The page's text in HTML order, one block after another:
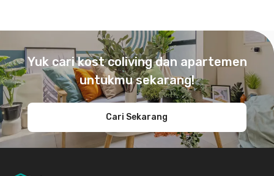
Yuk cari kost coliving dan apartemen
untukmu sekarang!
Cari Sekarang